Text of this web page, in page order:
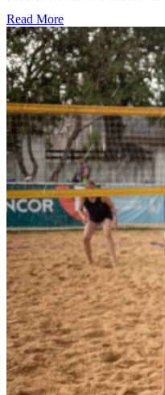
Read More